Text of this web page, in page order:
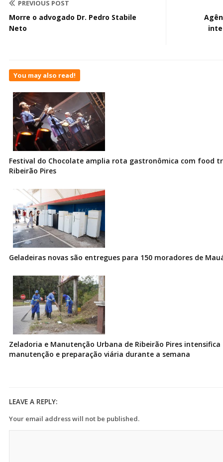
PREVIOUS POST
Morre o advogado Dr. Pedro Stabile
Neto
You may also read!
Festival do Chocolate amplia rota gastronômica com food
Ribeirão Pires
Geladeiras novas são entregues para 150 moradores de
Zeladoria e Manutenção Urbana de Ribeirão Pires intensifica
manutenção e preparação viária durante a semana
LEAVE A REPLY:
Your email address will not be published.